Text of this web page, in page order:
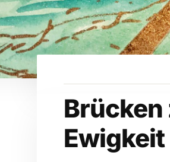
Brücken
Ewigkeit